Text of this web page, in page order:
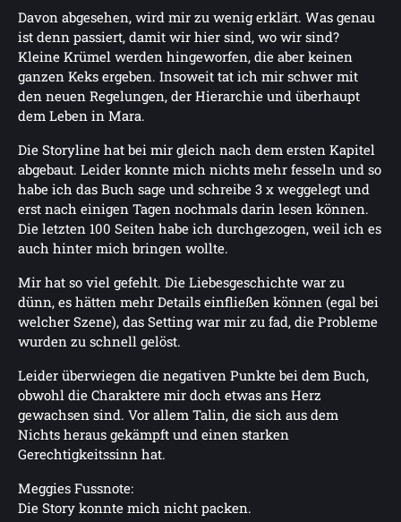
Davon abgesehen, wird mir zu wenig erklärt. Was genau
ist denn passiert, damit wir hier sind, wo wir sind?
Kleine Krümel werden hingeworfen, die aber keinen
ganzen Keks ergeben. Insoweit tat ich mir schwer mit
den neuen Regelungen, der Hierarchie und überhaupt
dem Leben in Mara.
Die Storyline hat bei mir gleich nach dem ersten Kapitel
abgebaut. Leider konnte mich nichts mehr fesseln und so
habe ich das Buch sage und schreibe 3 x weggelegt und
erst nach einigen Tagen nochmals darin lesen können.
Die letzten 100 Seiten habe ich durchgezogen, weil ich es
auch hinter mich bringen wollte.
Mir hat so viel gefehlt. Die Liebesgeschichte war zu
dünn, es hätten mehr Details einfließen können (egal bei
welcher Szene), das Setting war mir zu fad, die Probleme
wurden zu schnell gelöst.
Leider überwiegen die negativen Punkte bei dem Buch,
obwohl die Charaktere mir doch etwas ans Herz
gewachsen sind. Vor allem Talin, die sich aus dem
Nichts heraus gekämpft und einen starken
Gerechtigkeitssinn hat.
Meggies Fussnote:
Die Story konnte mich nicht packen.